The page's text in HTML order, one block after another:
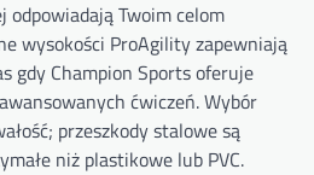
Twoim celom
wysokości ProAgility zapewniają
gdy Champion Sports oferuje
ćwiczeń. Wybór
przeszkody stalowe są
niż plastikowe lub PVC.